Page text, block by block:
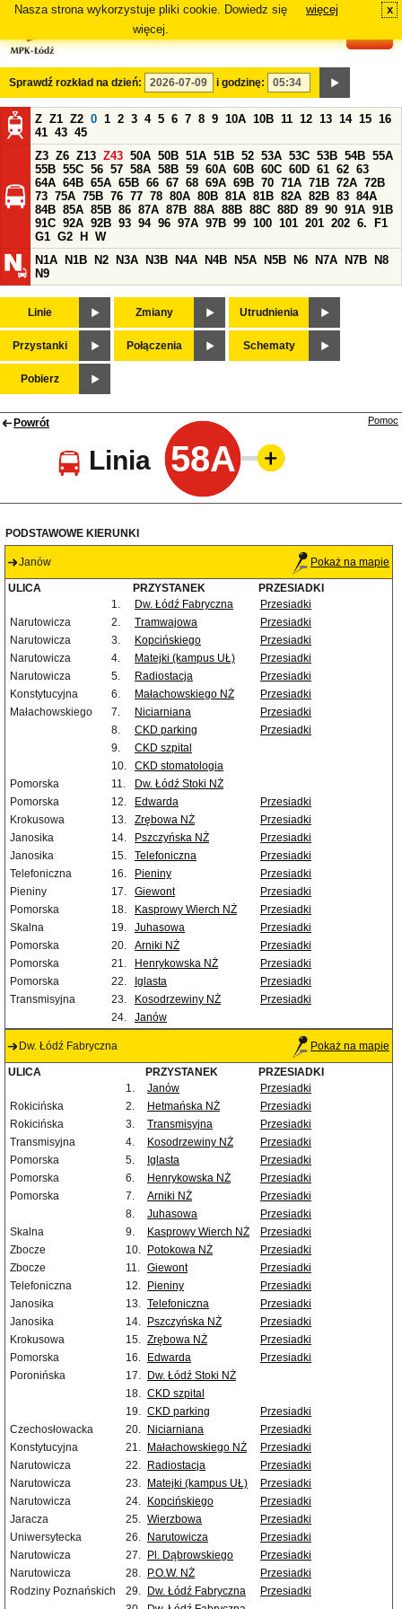
Nasza strona wykorzystuje pliki cookie. Dowiedz się
więcej.
więcej x
Sprawdź rozkład na dzień: i godzinę:
Z Z1 Z2 0 1 2 3 4 5 6 7 8 9 10A 10B 11 12 13 14 15 16
41 43 45
Z3 Z6 Z13 Z43 50A 50B 51A 51B 52 53A 53C 53B 54B 55A
55B 55C 56 57 58A 58B 59 60A 60B 60C 60D 61 62 63
64A 64B 65A 65B 66 67 68 69A 69B 70 71A 71B 72A 72B
73 75A 75B 76 77 78 80A 80B 81A 81B 82A 82B 83 84A
84B 85A 85B 86 87A 87B 88A 88B 88C 88D 89 90 91A 91B
91C 92A 92B 93 94 96 97A 97B 99 100 101 201 202 6.
F1
G1 G2 H
W
N1A
N1B N2 N3A N3B N4A N4B N5A N5B N6 N7A N7B
N8
N9
Linie Zmiany Utrudnienia
Przystanki Połączenia Schematy
Pobierz
Powrót
Linia 58A
Pomoc
PODSTAWOWE KIERUNKI
Janów Pokaż na mapie
ULICA PRZYSTANEK
PRZESIADKI
1.
Dw. Łódź Fabryczna
Przesiadki
Narutowicza
2. Tramwajowa
Przesiadki
Narutowicza
3. Kopcińskiego
Przesiadki
Narutowicza
4. Matejki (kampus UŁ)
Przesiadki
Narutowicza
5. Radiostacja
Przesiadki
Konstytucyjna
6. Małachowskiego NŻ
Przesiadki
Małachowskiego
7. Niciarniana
Przesiadki
8.
CKD parking
Przesiadki
9.
CKD szpital
10.
CKD stomatologia
Pomorska
11.
Dw. Łódź Stoki NŻ
Pomorska
12. Edwarda
Przesiadki
Krokusowa
13. Zrębowa NŻ
Przesiadki
Janosika
14. Pszczyńska NŻ
Przesiadki
Janosika
15. Telefoniczna
Przesiadki
Telefoniczna
16. Pieniny
Przesiadki
Pieniny
17. Giewont
Przesiadki
Pomorska
18. Kasprowy Wierch NŻ
Przesiadki
Skalna
19. Juhasowa
Przesiadki
Pomorska
20. Arniki NŻ
Przesiadki
Pomorska
21. Henrykowska NŻ
Przesiadki
Pomorska
22. Iglasta
Przesiadki
Transmisyjna
23. Kosodrzewiny NŻ
Przesiadki
24.
Janów
Dw. Łódź Fabryczna Pokaż na mapie
ULICA PRZYSTANEK
PRZESIADKI
1.
Janów
Przesiadki
Rokicińska
2. Hetmańska NŻ
Przesiadki
Rokicińska
3. Transmisyjna
Przesiadki
Transmisyjna
4. Kosodrzewiny NŻ
Przesiadki
Pomorska
5. Iglasta
Przesiadki
Pomorska
6. Henrykowska NŻ
Przesiadki
Pomorska
7. Arniki NŻ
Przesiadki
8.
Juhasowa
Przesiadki
Skalna
9. Kasprowy Wierch NŻ
Przesiadki
Zbocze
10. Potokowa NŻ
Przesiadki
Zbocze
11. Giewont
Przesiadki
Telefoniczna
12. Pieniny
Przesiadki
Janosika
13. Telefoniczna
Przesiadki
Janosika
14. Pszczyńska NŻ
Przesiadki
Krokusowa
15. Zrębowa NŻ
Przesiadki
Pomorska
16. Edwarda
Przesiadki
Poronińska
17.
Dw. Łódź Stoki NŻ
18. CKD szpital
19. CKD parking
Przesiadki
Czechosłowacka
20. Niciarniana
Przesiadki
Konstytucyjna
21. Małachowskiego NŻ
Przesiadki
Narutowicza
22. Radiostacja
Przesiadki
Narutowicza
23. Matejki (kampus UŁ)
Przesiadki
Narutowicza
24. Kopcińskiego
Przesiadki
Jaracza
25. Wierzbowa
Przesiadki
Uniwersytecka
26. Narutowicza
Przesiadki
Narutowicza
27. Pl. Dąbrowskiego
Przesiadki
Narutowicza
28. P.O.W. NŻ
Przesiadki
Rodziny Poznańskich
29. Dw. Łódź Fabryczna
Przesiadki